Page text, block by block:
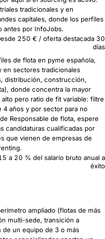
tradicionales y en
capitales, donde los perfiles
antes por InfoJobs.
250 € / oferta destacada 30
días
de flota en pyme española,
en sectores tradicionales
distribución, construcción,
donde concentra la mayor
pero ratio de fit variable: filtre
4 años y por sector para no
Responsable de flota, espere
candidaturas cualificadas por
que vienen de empresas de
a 20 % del salario bruto anual a
éxito
ampliado (flotas de más
multi-sede, transición a
un equipo de 3 o más